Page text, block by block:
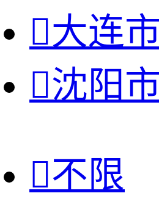
大连市
沈阳市
不限